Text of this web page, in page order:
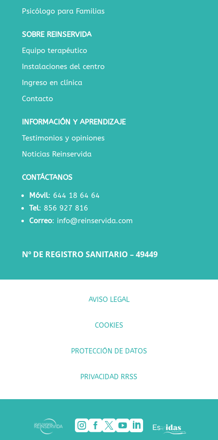
Psicólogo para Familias
SOBRE REINSERVIDA
Equipo terapéutico
Instalaciones del centro
Ingreso en clínica
Contacto
INFORMACIÓN Y APRENDIZAJE
Testimonios y opiniones
Noticias Reinservida
CONTÁCTANOS
Móvil: 644 18 64 64
Tel: 856 927 816
Correo: info@reinservida.com
Nº DE REGISTRO SANITARIO – 49449
AVISO LEGAL
COOKIES
PROTECCIÓN DE DATOS
PRIVACIDAD RRSS
    